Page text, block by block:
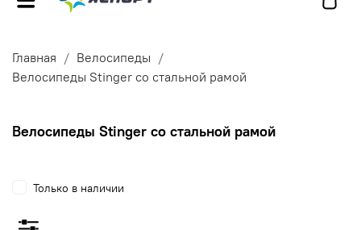
Главная
Велосипеды
Велосипеды Stinger со стальной рамой
Велосипеды Stinger со стальной рамой
Только в наличии